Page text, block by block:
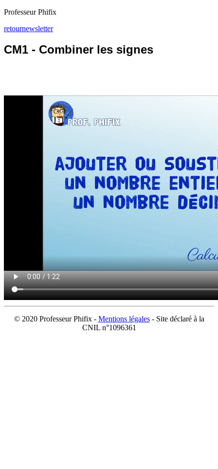
Professeur Phifix
retournewsletter
CM1 - Combiner les signes
© 2020 Professeur Phifix - Mentions légales- Site déclaré à la
CNIL n°1096361